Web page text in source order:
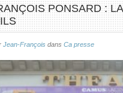
PONSARD :
Jean-François dans Ca presse